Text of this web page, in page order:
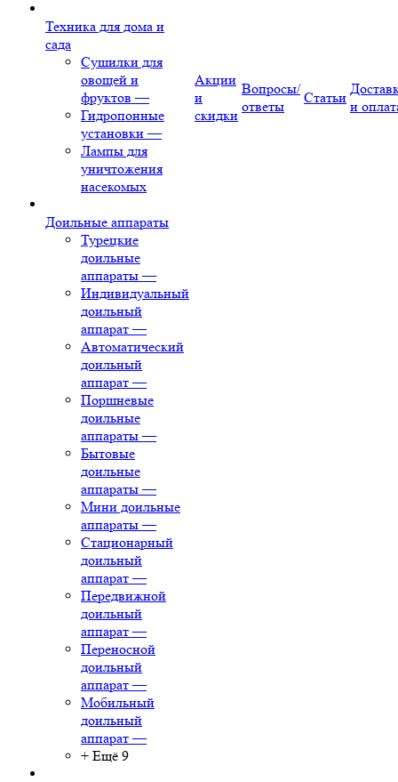
Техника для дома и
сада
Сушилки для
овощей и
фруктов —
Гидропонные
установки —
Лампы для
уничтожения
насекомых
Доильные аппараты
Турецкие
доильные
аппараты —
Индивидуальный
доильный
аппарат —
Автоматический
доильный
аппарат —
Поршневые
доильные
аппараты —
Бытовые
доильные
аппараты —
Мини доильные
аппараты —
Стационарный
доильный
аппарат —
Передвижной
доильный
аппарат —
Переносной
доильный
аппарат —
Мобильный
доильный
аппарат —
+ Ещё 9
Акции
и
скидки
Вопросы/
ответы
Статьи
и